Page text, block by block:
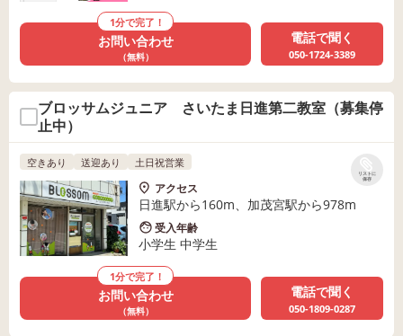
1分で完了！
お問い合わせ
（無料）
電話で聞く
050-1724-3389
ブロッサムジュニア さいたま日進第二教室（募集停
止中）
リストに
保存
空きあり 送迎あり 土日祝営業
アクセス
日進駅から160m、加茂宮駅から978m
受入年齢
小学生 中学生
1分で完了！
お問い合わせ
（無料）
電話で聞く
050-1809-0287